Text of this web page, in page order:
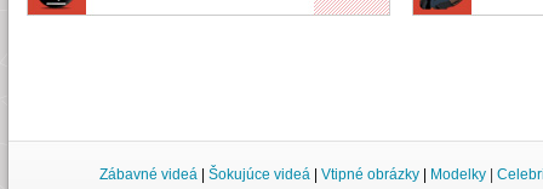
Zábavné videá Šokujúce videá Vtipné obrázky Modelky